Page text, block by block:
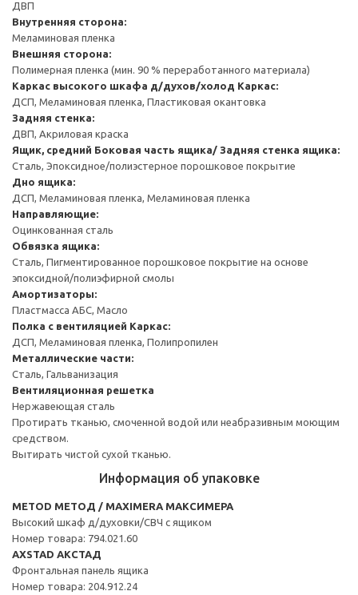
ДВП
Внутренняя сторона:
Меламиновая пленка
Внешняя сторона:
Полимерная пленка (мин. 90 % переработанного материала)
Каркас высокого шкафа д/духов/холод Каркас:
ДСП, Меламиновая пленка, Пластиковая окантовка
Задняя стенка:
ДВП, Акриловая краска
Ящик, средний Боковая часть ящика/ Задняя стенка ящика:
Сталь, Эпоксидное/полиэстерное порошковое покрытие
Дно ящика:
ДСП, Меламиновая пленка, Меламиновая пленка
Направляющие:
Оцинкованная сталь
Обвязка ящика:
Сталь, Пигментированное порошковое покрытие на основе
эпоксидной/полиэфирной смолы
Амортизаторы:
Пластмасса АБС, Масло
Полка с вентиляцией Каркас:
ДСП, Меламиновая пленка, Полипропилен
Металлические части:
Сталь, Гальванизация
Вентиляционная решетка
Нержавеющая сталь
Протирать тканью, смоченной водой или неабразивным моющим
средством.
Вытирать чистой сухой тканью.
Информация об упаковке
METOD МЕТОД / MAXIMERA МАКСИМЕРА
Высокий шкаф д/духовки/СВЧ с ящиком
Номер товара: 794.021.60
AXSTAD АКСТАД
Фронтальная панель ящика
Номер товара: 204.912.24